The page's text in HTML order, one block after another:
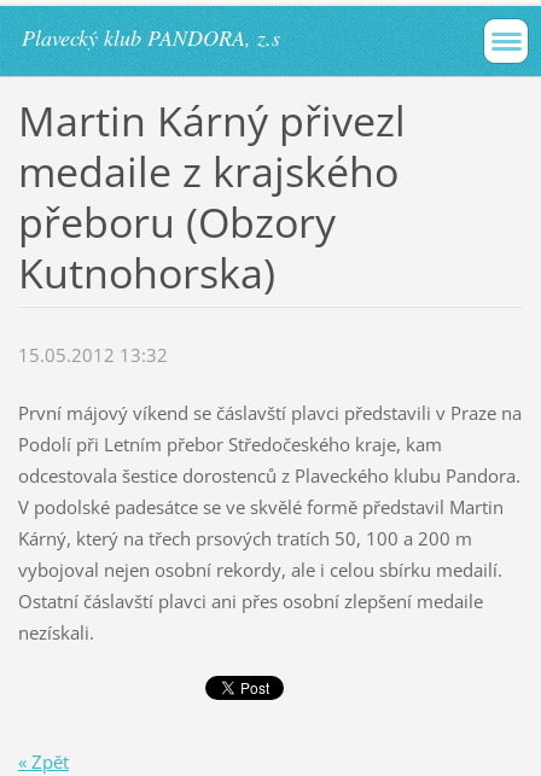
Plavecký klub PANDORA, z.s
Martin Kárný přivezl
medaile z krajského
přeboru (Obzory
Kutnohorska)
15.05.2012 13:32
První májový víkend se čáslavští plavci představili v Praze na
Podolí při Letním přebor Středočeského kraje, kam
odcestovala šestice dorostenců z Plaveckého klubu Pandora.
V podolské padesátce se ve skvělé formě představil Martin
Kárný, který na třech prsových tratích 50, 100 a 200 m
vybojoval nejen osobní rekordy, ale i celou sbírku medailí.
Ostatní čáslavští plavci ani přes osobní zlepšení medaile
nezískali.
« Zpět